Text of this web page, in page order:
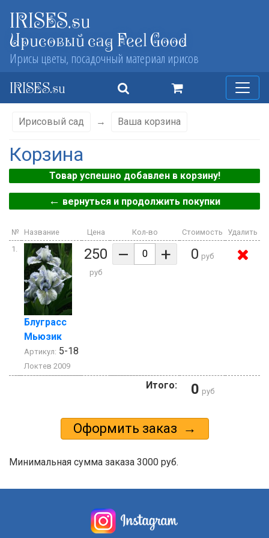
IRISES.su
Ирисовый сад Feel Good
Ирисы цветы, посадочный материал ирисов
IRISES.su
Ирисовый сад → Ваша корзина
Корзина
Товар успешно добавлен в корзину!
← вернуться и продолжить покупки
№ Название Цена Кол-во Стоимость
Удалить
1.
Блуграсс
Мьюзик
Артикул: 5-18
Локтев 2009
250
руб
– + 0 руб
Итого: 0 руб
Минимальная сумма заказа 3000 руб.